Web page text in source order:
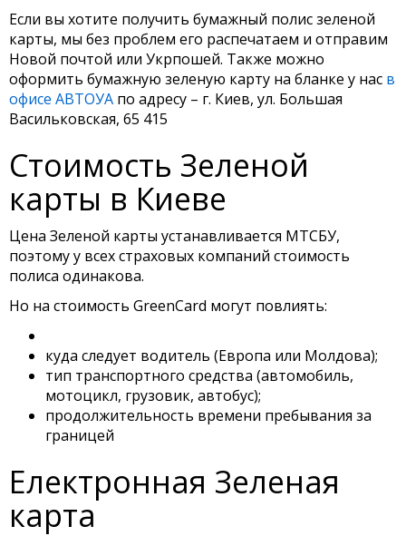
Если вы хотите получить бумажный полис зеленой
карты, мы без проблем его распечатаем и отправим
Новой почтой или Укрпошей. Также можно
оформить бумажную зеленую карту на бланке у нас в
офисе АВТОУА по адресу – г. Киев, ул. Большая
Васильковская, 65 415
Стоимость Зеленой
карты в Киеве
Цена Зеленой карты устанавливается МТСБУ,
поэтому у всех страховых компаний стоимость
полиса одинакова.
Но на стоимость GreenCard могут повлиять:
куда следует водитель (Европа или Молдова);
тип транспортного средства (автомобиль,
мотоцикл, грузовик, автобус);
продолжительность времени пребывания за
границей
Електронная Зеленая
карта